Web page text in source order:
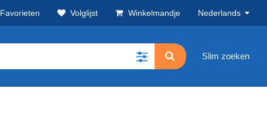
Favorieten Volglijst Winkelmandje Nederlands
Slim zoeken